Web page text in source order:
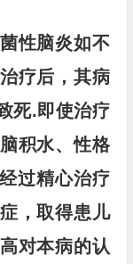
性脑炎如不
疗后，其病
死.即使治疗
积水、性格
过精心治疗
，取得患儿
对本病的认